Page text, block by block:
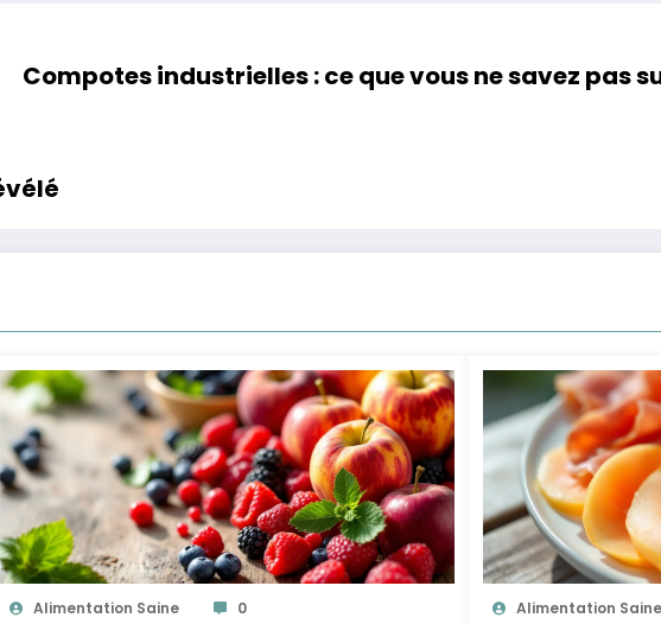
Compotes industrielles : ce que vous ne savez pas
Alimentation Saine 0 Alimentation Saine